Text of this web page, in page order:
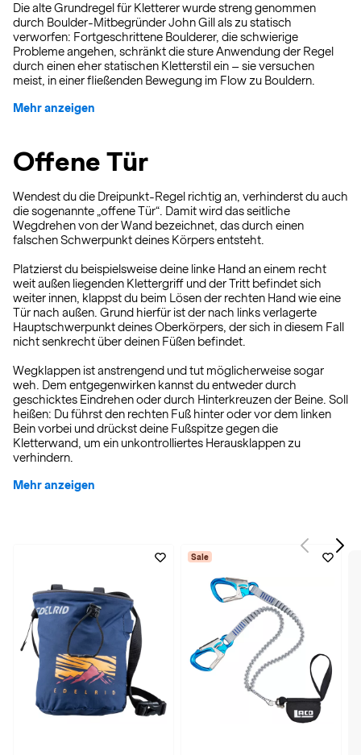
Die alte Grundregel für Kletterer wurde streng genommen
durch Boulder-Mitbegründer John Gill als zu statisch
verworfen: Fortgeschrittene Boulderer, die schwierige
Probleme angehen, schränkt die sture Anwendung der Regel
durch einen eher statischen Kletterstil ein – sie versuchen
meist, in einer fließenden Bewegung im Flow zu Bouldern.
Mehr anzeigen
Offene Tür
Wendest du die Dreipunkt-Regel richtig an, verhinderst du auch
die sogenannte „offene Tür“. Damit wird das seitliche
Wegdrehen von der Wand bezeichnet, das durch einen
falschen Schwerpunkt deines Körpers entsteht.
Platzierst du beispielsweise deine linke Hand an einem recht
weit außen liegenden Klettergriff und der Tritt befindet sich
weiter innen, klappst du beim Lösen der rechten Hand wie eine
Tür nach außen. Grund hierfür ist der nach links verlagerte
Hauptschwerpunkt deines Oberkörpers, der sich in diesem Fall
nicht senkrecht über deinen Füßen befindet.
Wegklappen ist anstrengend und tut möglicherweise sogar
weh. Dem entgegenwirken kannst du entweder durch
geschicktes Eindrehen oder durch Hinterkreuzen der Beine. Soll
heißen: Du führst den rechten Fuß hinter oder vor dem linken
Bein vorbei und drückst deine Fußspitze gegen die
Kletterwand, um ein unkontrolliertes Herausklappen zu
verhindern.
Mehr anzeigen
Sale